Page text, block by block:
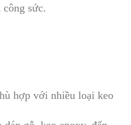
sức.
hợp với nhiều loại keo